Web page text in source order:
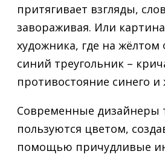
притягивает взгляды,
завораживая. Или
художника, где на
синий треугольник –
противостояние синего и
Современные дизайнеры
пользуются цветом,
помощью причудливые